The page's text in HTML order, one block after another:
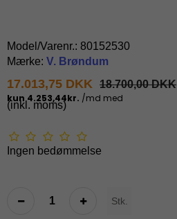
Model/Varenr.: 80152530
Mærke: V. Brøndum
17.013,75 DKK 18.700,00 DKK
(inkl. moms)
Ingen bedømmelse
Stk.